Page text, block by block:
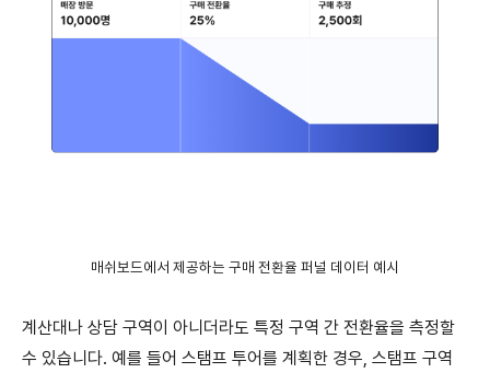
매쉬보드에서 제공하는 구매 전환율 퍼널 데이터 예시
계산대나 상담 구역이 아니더라도 특정 구역 간 전환율을 측정할
수 있습니다. 예를 들어 스탬프 투어를 계획한 경우, 스탬프 구역